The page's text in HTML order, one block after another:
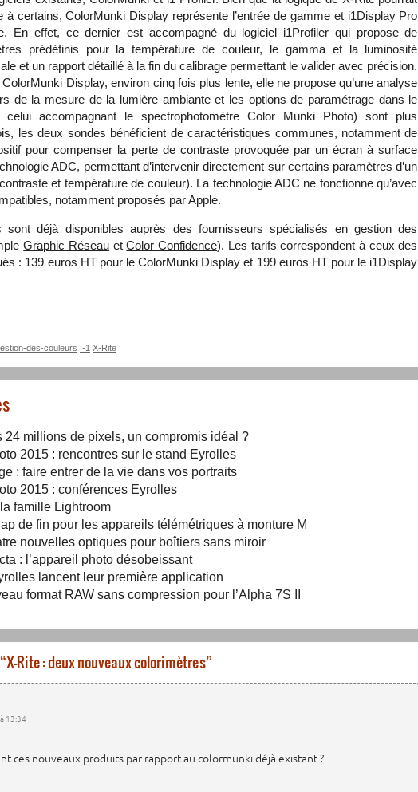
à certains, ColorMunki Display représente l’entrée de gamme et i1Display Pro
En effet, ce dernier est accompagné du logiciel i1Profiler qui propose de
prédéfinis pour la température de couleur, le gamma et la luminosité
et un rapport détaillé à la fin du calibrage permettant le valider avec précision.
Display, environ cinq fois plus lente, elle ne propose qu’une analyse
de la mesure de la lumière ambiante et les options de paramétrage dans le
accompagnant le spectrophotomètre Color Munki Photo) sont plus
les deux sondes bénéficient de caractéristiques communes, notamment de
pour compenser la perte de contraste provoquée par un écran à surface
ADC, permettant d’intervenir directement sur certains paramètres d’un
et température de couleur). La technologieADC ne fonctionne qu’avec
notamment proposés par Apple.
sont déjà disponibles auprès des fournisseurs spécialisés en gestion des
Graphic RéseauetColor Confidence). Les tarifs correspondent à ceux des
: 139 euros HT pour le ColorMunki Display et 199 euros HT pour le i1Display
des-couleurs I-1 X-Rite
24 millions de pixels, un compromis idéal ?
2015 : rencontres sur le stand Eyrolles
: faire entrer de la vie dans vos portraits
2015 : conférences Eyrolles
famille Lightroom
de fin pour les appareils télémétriques à monture M
nouvelles optiques pour boîtiers sans miroir
: l’appareil photo désobeissant
lancent leur première application
format RAW sans compression pour l’Alpha 7S II
X-Rite : deux nouveaux colorimètres”
13:34
ces nouveaux produits par rapport au colormunki déjà existant ?